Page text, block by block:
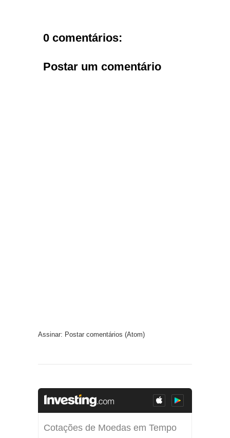
0 comentários:
Postar um comentário
Assinar: Postar comentários (Atom)